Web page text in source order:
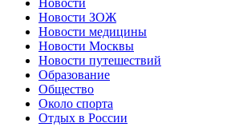
Новости ЗОЖ
Новости медицины
Новости Москвы
Новости путешествий
Образование
Общество
Около спорта
Отдых в России